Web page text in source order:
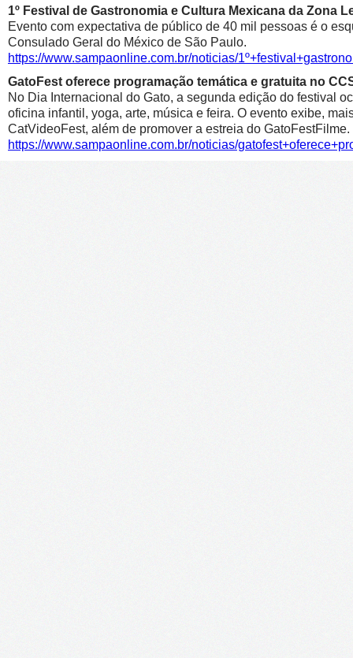
1º Festival de Gastronomia e Cultura Mexicana da Zona
Evento com expectativa de público de 40 mil pessoas é o
Consulado Geral do México de São Paulo.
https://www.sampaonline.com.br/noticias/
GatoFest oferece programação temática e gratuita no
No Dia Internacional do Gato, a segunda edição do festival
oficina infantil, yoga, arte, música e feira. O evento exibe,
CatVideoFest, além de promover a estreia do GatoFestFilme.
https://www.sampaonline.com.br/noticias/